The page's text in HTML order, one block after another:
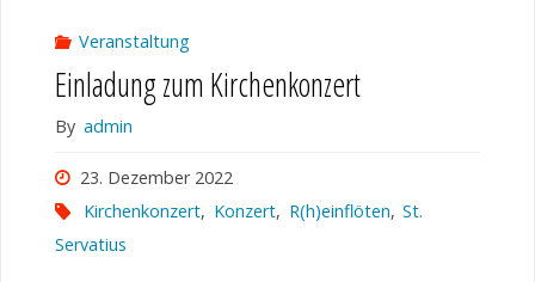
Veranstaltung
Einladung zum Kirchenkonzert
By admin
23. Dezember 2022
Kirchenkonzert, Konzert, R(h)einflöten, St.
Servatius